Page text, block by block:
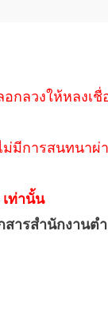
ลวงให้หลงเชื่
ม่มีการสนทนาผ่
ท่านั้น
สารสำนักงานต